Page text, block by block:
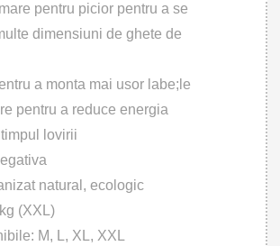
pentru picior pentru a se
dimensiuni de ghete de
a monta mai usor labe;le
pentru a reduce energia
lovirii
natural, ecologic
(XXL)
M, L, XL, XXL